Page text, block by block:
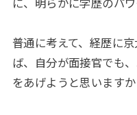
に、明らかに学歴のパ
普通に考えて、経歴に
ば、自分が面接官でも
をあげようと思いますか